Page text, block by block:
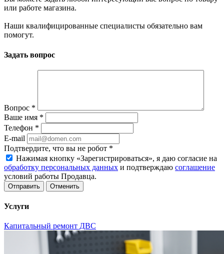
или работе магазина.
Наши квалифицированные специалисты обязательно вам
помогут.
Задать вопрос
Вопрос *
Ваше имя *
Телефон *
E-mail
Подтвердите, что вы не робот *
Нажимая кнопку «Зарегистрироваться», я даю согласие на
обработку персональных данных и подтверждаю соглашение
условий работы Продавца.
Отменить
Услуги
Капитальный ремонт ДВС